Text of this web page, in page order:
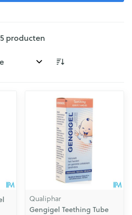
producten
op:
Qualiphar
Gengigel Teething Tube